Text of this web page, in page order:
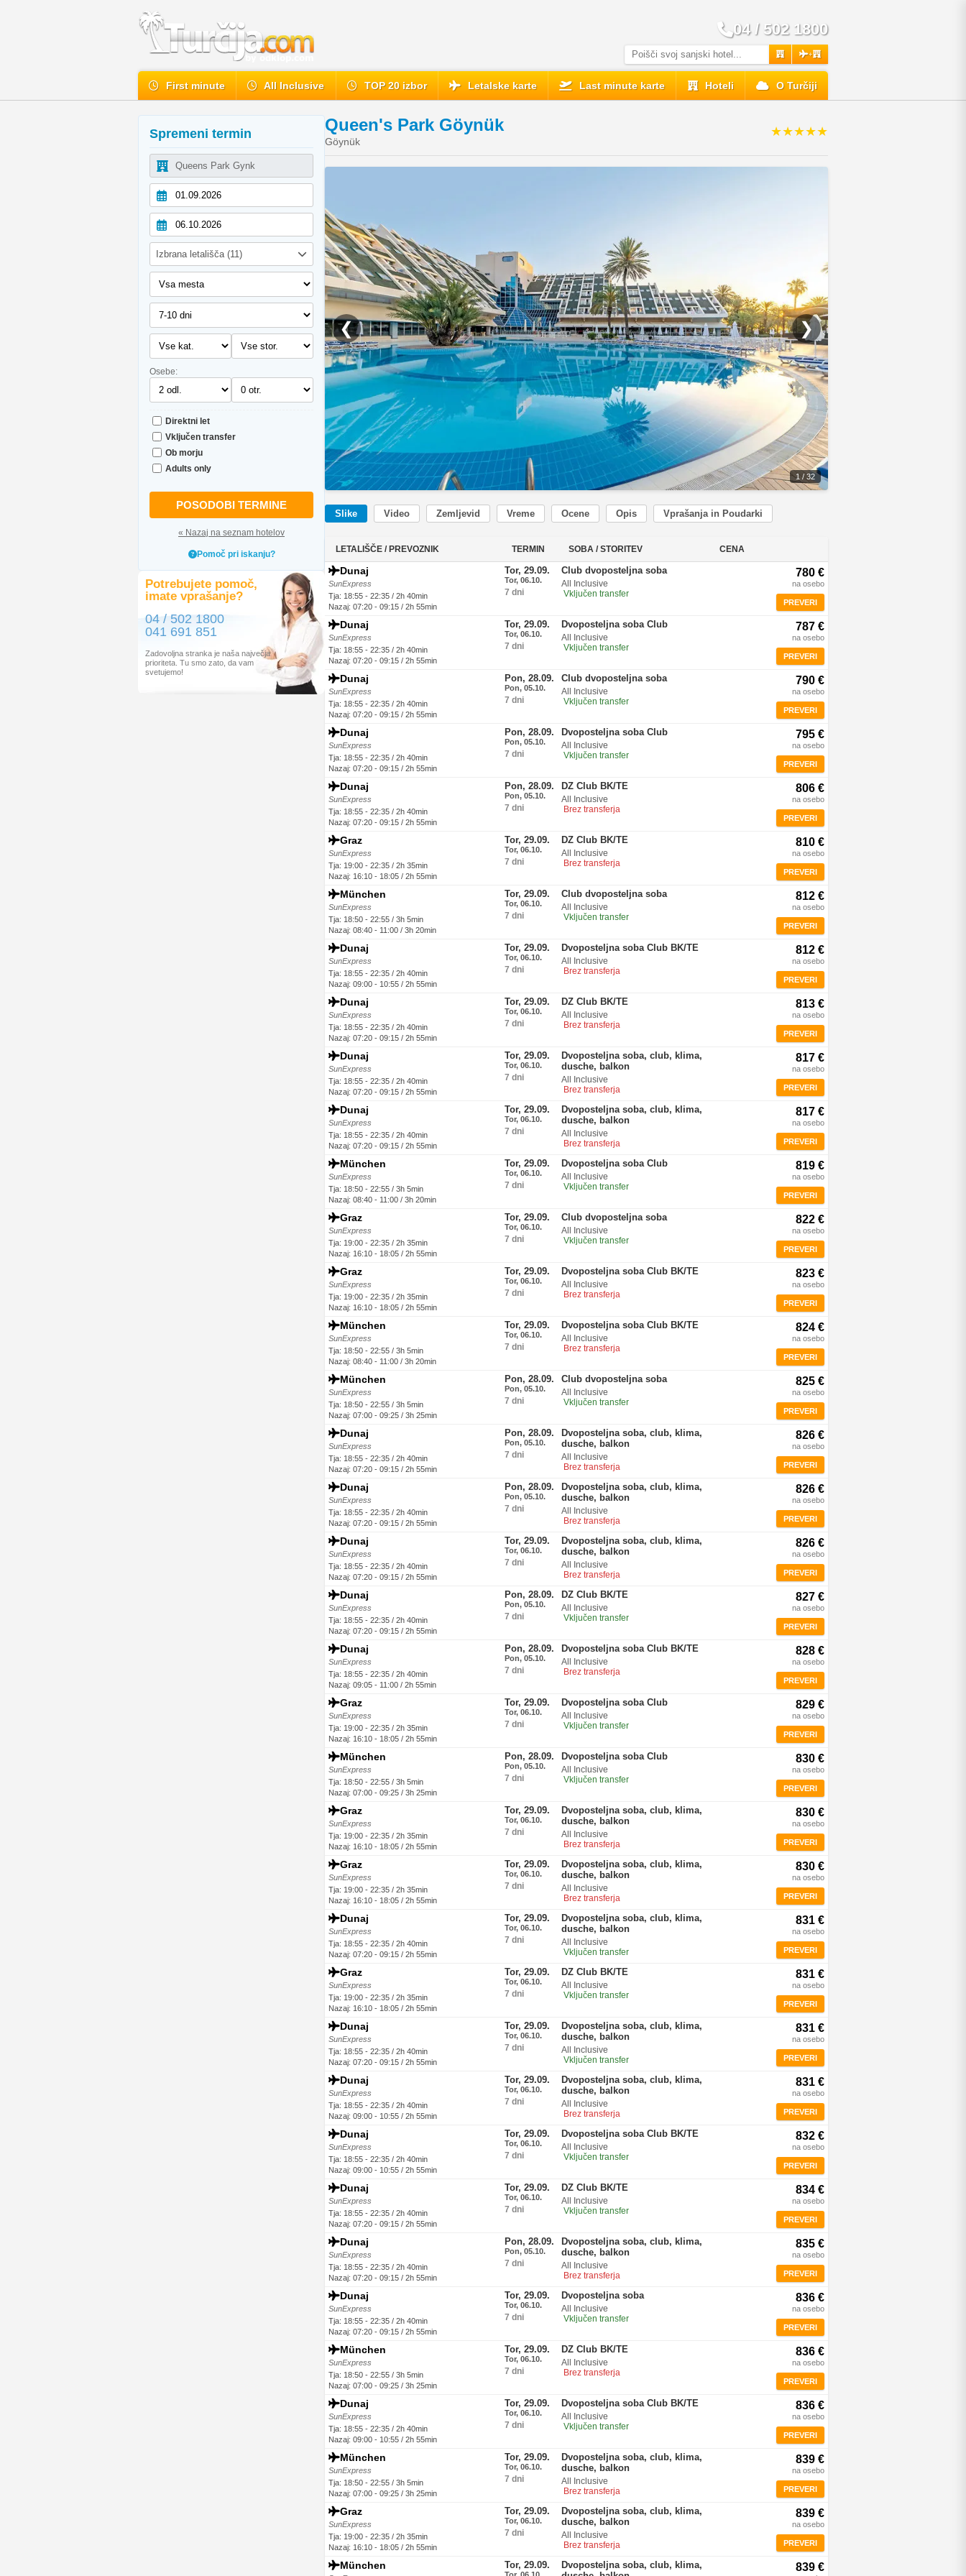
04 / 502 1800
+
First minute All Inclusive TOP 20 izbor Letalske karte Last minute karte Hoteli O Turčiji
Spremeni termin
Izbrana letališča (11)
Osebe:
Direktni let
Vključen transfer
Ob morju
Adults only
POSODOBI TERMINE
« Nazaj na seznam hotelov
Pomoč pri iskanju?
Potrebujete pomoč,
imate vprašanje?
04 / 502 1800
041 691 851
Zadovoljna stranka je naša največja
prioriteta. Tu smo zato, da vam
svetujemo!
Queen's Park Göynük
Göynük
★★★★★
❮ ❯
1 / 32
Slike Video Zemljevid Vreme Ocene Opis Vprašanja in Poudarki
LETALIŠČE / PREVOZNIK TERMIN SOBA / STORITEV CENA
Dunaj
SunExpress
Tja: 18:55 - 22:35 / 2h 40min
Nazaj: 07:20 - 09:15 / 2h 55min
Tor, 29.09.
Tor, 06.10.
7 dni
Club dvoposteljna soba
All Inclusive
Vključen transfer
780 €
na osebo
PREVERI
Dunaj
SunExpress
Tja: 18:55 - 22:35 / 2h 40min
Nazaj: 07:20 - 09:15 / 2h 55min
Tor, 29.09.
Tor, 06.10.
7 dni
Dvoposteljna soba Club
All Inclusive
Vključen transfer
787 €
na osebo
PREVERI
Dunaj
SunExpress
Tja: 18:55 - 22:35 / 2h 40min
Nazaj: 07:20 - 09:15 / 2h 55min
Pon, 28.09.
Pon, 05.10.
7 dni
Club dvoposteljna soba
All Inclusive
Vključen transfer
790 €
na osebo
PREVERI
Dunaj
SunExpress
Tja: 18:55 - 22:35 / 2h 40min
Nazaj: 07:20 - 09:15 / 2h 55min
Pon, 28.09.
Pon, 05.10.
7 dni
Dvoposteljna soba Club
All Inclusive
Vključen transfer
795 €
na osebo
PREVERI
Dunaj
SunExpress
Tja: 18:55 - 22:35 / 2h 40min
Nazaj: 07:20 - 09:15 / 2h 55min
Pon, 28.09.
Pon, 05.10.
7 dni
DZ Club BK/TE
All Inclusive
Brez transferja
806 €
na osebo
PREVERI
Graz
SunExpress
Tja: 19:00 - 22:35 / 2h 35min
Nazaj: 16:10 - 18:05 / 2h 55min
Tor, 29.09.
Tor, 06.10.
7 dni
DZ Club BK/TE
All Inclusive
Brez transferja
810 €
na osebo
PREVERI
München
SunExpress
Tja: 18:50 - 22:55 / 3h 5min
Nazaj: 08:40 - 11:00 / 3h 20min
Tor, 29.09.
Tor, 06.10.
7 dni
Club dvoposteljna soba
All Inclusive
Vključen transfer
812 €
na osebo
PREVERI
Dunaj
SunExpress
Tja: 18:55 - 22:35 / 2h 40min
Nazaj: 09:00 - 10:55 / 2h 55min
Tor, 29.09.
Tor, 06.10.
7 dni
Dvoposteljna soba Club BK/TE
All Inclusive
Brez transferja
812 €
na osebo
PREVERI
Dunaj
SunExpress
Tja: 18:55 - 22:35 / 2h 40min
Nazaj: 07:20 - 09:15 / 2h 55min
Tor, 29.09.
Tor, 06.10.
7 dni
DZ Club BK/TE
All Inclusive
Brez transferja
813 €
na osebo
PREVERI
Dunaj
SunExpress
Tja: 18:55 - 22:35 / 2h 40min
Nazaj: 07:20 - 09:15 / 2h 55min
Tor, 29.09.
Tor, 06.10.
7 dni
Dvoposteljna soba, club, klima,
dusche, balkon
All Inclusive
Brez transferja
817 €
na osebo
PREVERI
Dunaj
SunExpress
Tja: 18:55 - 22:35 / 2h 40min
Nazaj: 07:20 - 09:15 / 2h 55min
Tor, 29.09.
Tor, 06.10.
7 dni
Dvoposteljna soba, club, klima,
dusche, balkon
All Inclusive
Brez transferja
817 €
na osebo
PREVERI
München
SunExpress
Tja: 18:50 - 22:55 / 3h 5min
Nazaj: 08:40 - 11:00 / 3h 20min
Tor, 29.09.
Tor, 06.10.
7 dni
Dvoposteljna soba Club
All Inclusive
Vključen transfer
819 €
na osebo
PREVERI
Graz
SunExpress
Tja: 19:00 - 22:35 / 2h 35min
Nazaj: 16:10 - 18:05 / 2h 55min
Tor, 29.09.
Tor, 06.10.
7 dni
Club dvoposteljna soba
All Inclusive
Vključen transfer
822 €
na osebo
PREVERI
Graz
SunExpress
Tja: 19:00 - 22:35 / 2h 35min
Nazaj: 16:10 - 18:05 / 2h 55min
Tor, 29.09.
Tor, 06.10.
7 dni
Dvoposteljna soba Club BK/TE
All Inclusive
Brez transferja
823 €
na osebo
PREVERI
München
SunExpress
Tja: 18:50 - 22:55 / 3h 5min
Nazaj: 08:40 - 11:00 / 3h 20min
Tor, 29.09.
Tor, 06.10.
7 dni
Dvoposteljna soba Club BK/TE
All Inclusive
Brez transferja
824 €
na osebo
PREVERI
München
SunExpress
Tja: 18:50 - 22:55 / 3h 5min
Nazaj: 07:00 - 09:25 / 3h 25min
Pon, 28.09.
Pon, 05.10.
7 dni
Club dvoposteljna soba
All Inclusive
Vključen transfer
825 €
na osebo
PREVERI
Dunaj
SunExpress
Tja: 18:55 - 22:35 / 2h 40min
Nazaj: 07:20 - 09:15 / 2h 55min
Pon, 28.09.
Pon, 05.10.
7 dni
Dvoposteljna soba, club, klima,
dusche, balkon
All Inclusive
Brez transferja
826 €
na osebo
PREVERI
Dunaj
SunExpress
Tja: 18:55 - 22:35 / 2h 40min
Nazaj: 07:20 - 09:15 / 2h 55min
Pon, 28.09.
Pon, 05.10.
7 dni
Dvoposteljna soba, club, klima,
dusche, balkon
All Inclusive
Brez transferja
826 €
na osebo
PREVERI
Dunaj
SunExpress
Tja: 18:55 - 22:35 / 2h 40min
Nazaj: 07:20 - 09:15 / 2h 55min
Tor, 29.09.
Tor, 06.10.
7 dni
Dvoposteljna soba, club, klima,
dusche, balkon
All Inclusive
Brez transferja
826 €
na osebo
PREVERI
Dunaj
SunExpress
Tja: 18:55 - 22:35 / 2h 40min
Nazaj: 07:20 - 09:15 / 2h 55min
Pon, 28.09.
Pon, 05.10.
7 dni
DZ Club BK/TE
All Inclusive
Vključen transfer
827 €
na osebo
PREVERI
Dunaj
SunExpress
Tja: 18:55 - 22:35 / 2h 40min
Nazaj: 09:05 - 11:00 / 2h 55min
Pon, 28.09.
Pon, 05.10.
7 dni
Dvoposteljna soba Club BK/TE
All Inclusive
Brez transferja
828 €
na osebo
PREVERI
Graz
SunExpress
Tja: 19:00 - 22:35 / 2h 35min
Nazaj: 16:10 - 18:05 / 2h 55min
Tor, 29.09.
Tor, 06.10.
7 dni
Dvoposteljna soba Club
All Inclusive
Vključen transfer
829 €
na osebo
PREVERI
München
SunExpress
Tja: 18:50 - 22:55 / 3h 5min
Nazaj: 07:00 - 09:25 / 3h 25min
Pon, 28.09.
Pon, 05.10.
7 dni
Dvoposteljna soba Club
All Inclusive
Vključen transfer
830 €
na osebo
PREVERI
Graz
SunExpress
Tja: 19:00 - 22:35 / 2h 35min
Nazaj: 16:10 - 18:05 / 2h 55min
Tor, 29.09.
Tor, 06.10.
7 dni
Dvoposteljna soba, club, klima,
dusche, balkon
All Inclusive
Brez transferja
830 €
na osebo
PREVERI
Graz
SunExpress
Tja: 19:00 - 22:35 / 2h 35min
Nazaj: 16:10 - 18:05 / 2h 55min
Tor, 29.09.
Tor, 06.10.
7 dni
Dvoposteljna soba, club, klima,
dusche, balkon
All Inclusive
Brez transferja
830 €
na osebo
PREVERI
Dunaj
SunExpress
Tja: 18:55 - 22:35 / 2h 40min
Nazaj: 07:20 - 09:15 / 2h 55min
Tor, 29.09.
Tor, 06.10.
7 dni
Dvoposteljna soba, club, klima,
dusche, balkon
All Inclusive
Vključen transfer
831 €
na osebo
PREVERI
Graz
SunExpress
Tja: 19:00 - 22:35 / 2h 35min
Nazaj: 16:10 - 18:05 / 2h 55min
Tor, 29.09.
Tor, 06.10.
7 dni
DZ Club BK/TE
All Inclusive
Vključen transfer
831 €
na osebo
PREVERI
Dunaj
SunExpress
Tja: 18:55 - 22:35 / 2h 40min
Nazaj: 07:20 - 09:15 / 2h 55min
Tor, 29.09.
Tor, 06.10.
7 dni
Dvoposteljna soba, club, klima,
dusche, balkon
All Inclusive
Vključen transfer
831 €
na osebo
PREVERI
Dunaj
SunExpress
Tja: 18:55 - 22:35 / 2h 40min
Nazaj: 09:00 - 10:55 / 2h 55min
Tor, 29.09.
Tor, 06.10.
7 dni
Dvoposteljna soba, club, klima,
dusche, balkon
All Inclusive
Brez transferja
831 €
na osebo
PREVERI
Dunaj
SunExpress
Tja: 18:55 - 22:35 / 2h 40min
Nazaj: 09:00 - 10:55 / 2h 55min
Tor, 29.09.
Tor, 06.10.
7 dni
Dvoposteljna soba Club BK/TE
All Inclusive
Vključen transfer
832 €
na osebo
PREVERI
Dunaj
SunExpress
Tja: 18:55 - 22:35 / 2h 40min
Nazaj: 07:20 - 09:15 / 2h 55min
Tor, 29.09.
Tor, 06.10.
7 dni
DZ Club BK/TE
All Inclusive
Vključen transfer
834 €
na osebo
PREVERI
Dunaj
SunExpress
Tja: 18:55 - 22:35 / 2h 40min
Nazaj: 07:20 - 09:15 / 2h 55min
Pon, 28.09.
Pon, 05.10.
7 dni
Dvoposteljna soba, club, klima,
dusche, balkon
All Inclusive
Brez transferja
835 €
na osebo
PREVERI
Dunaj
SunExpress
Tja: 18:55 - 22:35 / 2h 40min
Nazaj: 07:20 - 09:15 / 2h 55min
Tor, 29.09.
Tor, 06.10.
7 dni
Dvoposteljna soba
All Inclusive
Vključen transfer
836 €
na osebo
PREVERI
München
SunExpress
Tja: 18:50 - 22:55 / 3h 5min
Nazaj: 07:00 - 09:25 / 3h 25min
Tor, 29.09.
Tor, 06.10.
7 dni
DZ Club BK/TE
All Inclusive
Brez transferja
836 €
na osebo
PREVERI
Dunaj
SunExpress
Tja: 18:55 - 22:35 / 2h 40min
Nazaj: 09:00 - 10:55 / 2h 55min
Tor, 29.09.
Tor, 06.10.
7 dni
Dvoposteljna soba Club BK/TE
All Inclusive
Vključen transfer
836 €
na osebo
PREVERI
München
SunExpress
Tja: 18:50 - 22:55 / 3h 5min
Nazaj: 07:00 - 09:25 / 3h 25min
Tor, 29.09.
Tor, 06.10.
7 dni
Dvoposteljna soba, club, klima,
dusche, balkon
All Inclusive
Brez transferja
839 €
na osebo
PREVERI
Graz
SunExpress
Tja: 19:00 - 22:35 / 2h 35min
Nazaj: 16:10 - 18:05 / 2h 55min
Tor, 29.09.
Tor, 06.10.
7 dni
Dvoposteljna soba, club, klima,
dusche, balkon
All Inclusive
Brez transferja
839 €
na osebo
PREVERI
München Tor, 29.09.
Dvoposteljna soba, club, klima,
839 €